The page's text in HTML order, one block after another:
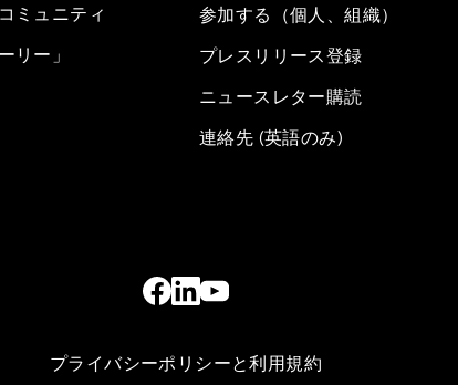
ミュニティ
リー」
参加する（個人、組織）
プレスリリース登録
ニュースレター購読
連絡先 (英語のみ)
プライバシーポリシーと利用規約